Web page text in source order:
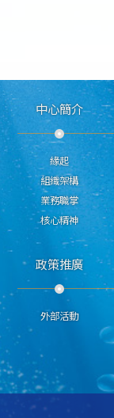
中心簡介
緣起
組織架構
業務職掌
核心精神
政策推廣
外部活動